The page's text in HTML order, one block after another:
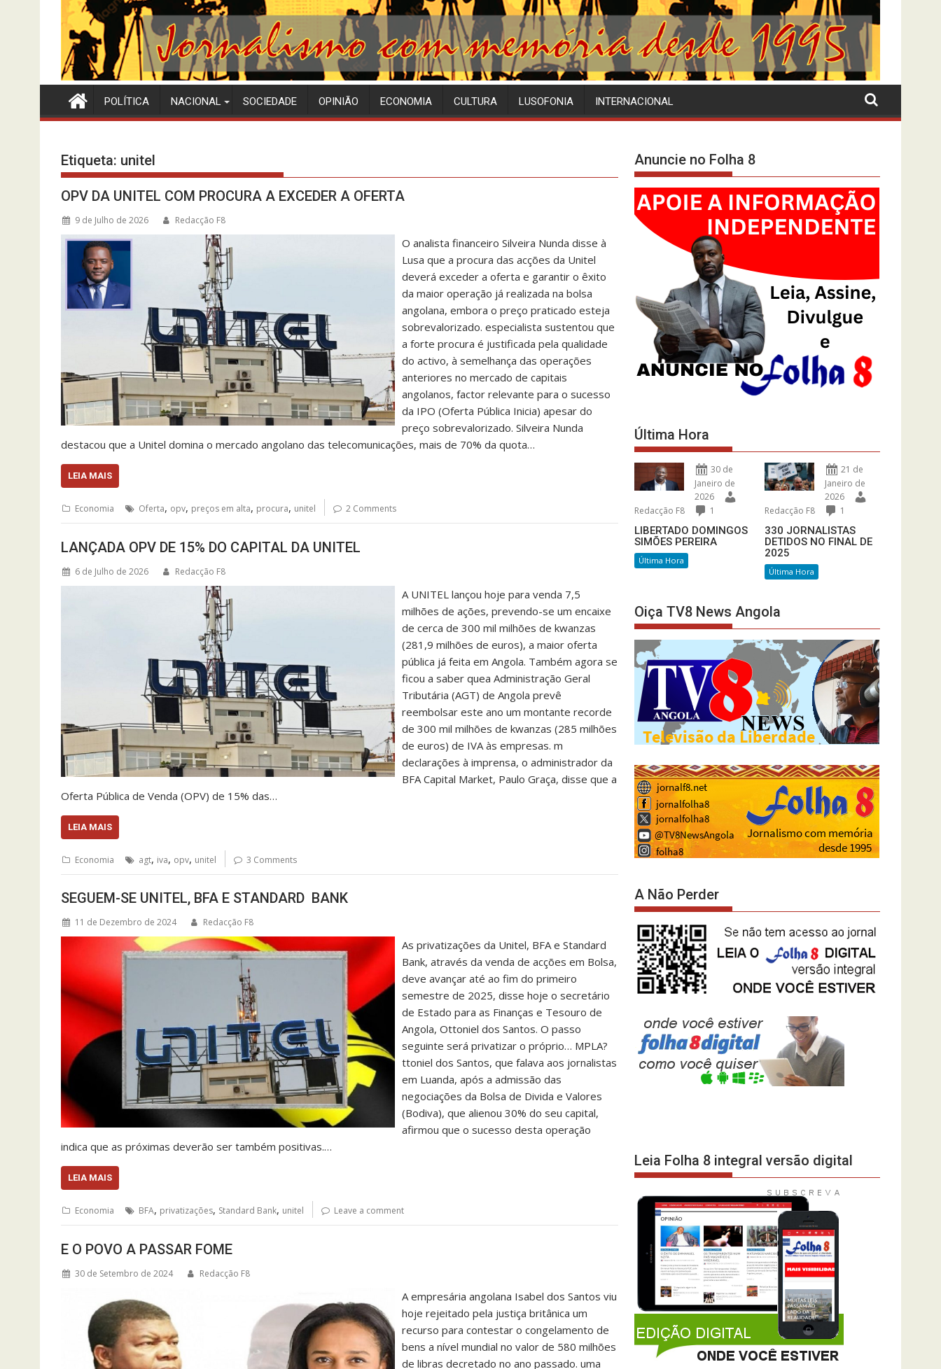
POLÍTICA NACIONAL SOCIEDADE OPINIÃO ECONOMIA CULTURA LUSOFONIA INTERNACIONAL
Etiqueta: unitel
OPV DA UNITEL COM PROCURA A EXCEDER A OFERTA
9 de Julho de 2026 Redacção F8
O analista financeiro Silveira Nunda disse à
Lusa que a procura das acções da Unitel
deverá exceder a oferta e garantir o êxito
da maior operação já realizada na bolsa
angolana, embora o preço praticado esteja
sobrevalorizado. especialista sustentou que
a forte procura é justificada pela qualidade
do activo, à semelhança das operações
anteriores no mercado de capitais
angolanos, factor relevante para o sucesso
da IPO (Oferta Pública Inicia) apesar do
preço sobrevalorizado. Silveira Nunda
destacou que a Unitel domina o mercado angolano das telecomunicações, mais de 70% da quota…
LEIA MAIS
Economia Oferta, opv, preços em alta, procura, unitel 2 Comments
LANÇADA OPV DE 15% DO CAPITAL DA UNITEL
6 de Julho de 2026 Redacção F8
A UNITEL lançou hoje para venda 7,5
milhões de ações, prevendo-se um encaixe
de cerca de 300 mil milhões de kwanzas
(281,9 milhões de euros), a maior oferta
pública já feita em Angola. Também agora se
ficou a saber quea Administração Geral
Tributária (AGT) de Angola prevê
reembolsar este ano um montante recorde
de 300 mil milhões de kwanzas (285 milhões
de euros) de IVA às empresas. m
declarações à imprensa, o administrador da
BFA Capital Market, Paulo Graça, disse que a
Oferta Pública de Venda (OPV) de 15% das…
LEIA MAIS
Economia agt, iva, opv, unitel 3 Comments
SEGUEM-SE UNITEL, BFA E STANDARD BANK
11 de Dezembro de 2024 Redacção F8
As privatizações da Unitel, BFA e Standard
Bank, através da venda de acções em Bolsa,
deve avançar até ao fim do primeiro
semestre de 2025, disse hoje o secretário
de Estado para as Finanças e Tesouro de
Angola, Ottoniel dos Santos. O passo
seguinte será privatizar o próprio… MPLA?
ttoniel dos Santos, que falava aos jornalistas
em Luanda, após a admissão das
negociações da Bolsa de Divida e Valores
(Bodiva), que alienou 30% do seu capital,
afirmou que o sucesso desta operação
indica que as próximas deverão ser também positivas.…
LEIA MAIS
Economia BFA, privatizações, Standard Bank, unitel Leave a comment
E O POVO A PASSAR FOME
30 de Setembro de 2024 Redacção F8
A empresária angolana Isabel dos Santos viu
hoje rejeitado pela justiça britânica um
recurso para contestar o congelamento de
bens a nível mundial no valor de 580 milhões
de libras decretado no ano passado. uma
Anuncie no Folha 8
Última Hora
30 de
Janeiro de
2026
Redacção F8
1
LIBERTADO DOMINGOS
SIMÕES PEREIRA
Última Hora
21 de
Janeiro de
2026
Redacção F8
1
330 JORNALISTAS
DETIDOS NO FINAL DE
2025
Última Hora
Oiça TV8 News Angola
A Não Perder
Leia Folha 8 integral versão digital